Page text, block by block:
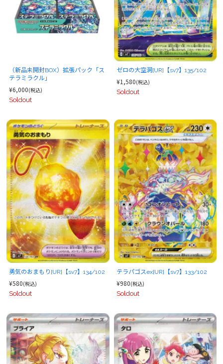
（新品未開封BOX）拡張パック「ス
テラミラクル」
¥6,000(税込)
Soldout
ゼロの大空洞[UR]【sv7】135/102
¥1,580(税込)
Soldout
勇気のおまもり[UR]【sv7】134/102
¥580(税込)
Soldout
テラパゴスex[UR]【sv7】133/102
¥980(税込)
Soldout